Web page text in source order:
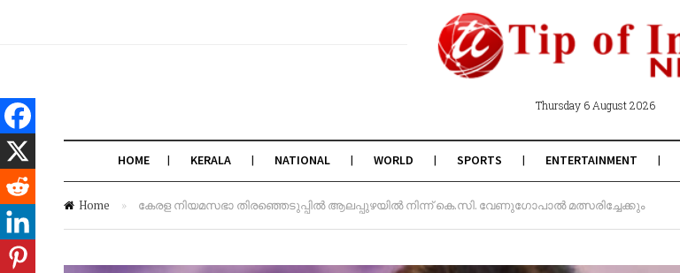
Thursday 6 August 2026
HOME KERALA NATIONAL WORLD SPORTS ENTERTAINMENT
Home » കേരള നിയമസഭാ തിരഞ്ഞെടുപ്പിൽ ആലപ്പുഴയിൽ നിന്ന് കെ.സി. വേണുഗോപാൽ മത്സരിച്ചേക്കും